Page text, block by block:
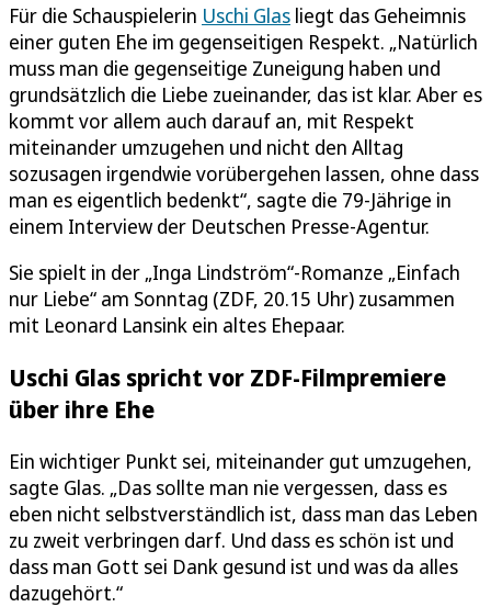
Für die Schauspielerin Uschi Glas liegt das Geheimnis
einer guten Ehe im gegenseitigen Respekt. „Natürlich
muss man die gegenseitige Zuneigung haben und
grundsätzlich die Liebe zueinander, das ist klar. Aber es
kommt vor allem auch darauf an, mit Respekt
miteinander umzugehen und nicht den Alltag
sozusagen irgendwie vorübergehen lassen, ohne dass
man es eigentlich bedenkt“, sagte die 79-Jährige in
einem Interview der Deutschen Presse-Agentur.
Sie spielt in der „Inga Lindström“-Romanze „Einfach
nur Liebe“ am Sonntag (ZDF, 20.15 Uhr) zusammen
mit Leonard Lansink ein altes Ehepaar.
Uschi Glas spricht vor ZDF-Filmpremiere
über ihre Ehe
Ein wichtiger Punkt sei, miteinander gut umzugehen,
sagte Glas. „Das sollte man nie vergessen, dass es
eben nicht selbstverständlich ist, dass man das Leben
zu zweit verbringen darf. Und dass es schön ist und
dass man Gott sei Dank gesund ist und was da alles
dazugehört.“